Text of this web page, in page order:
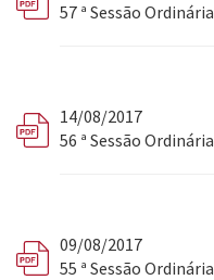
57 ª Sessão Ordinária
14/08/2017
56 ª Sessão Ordinária
09/08/2017
55 ª Sessão Ordinária